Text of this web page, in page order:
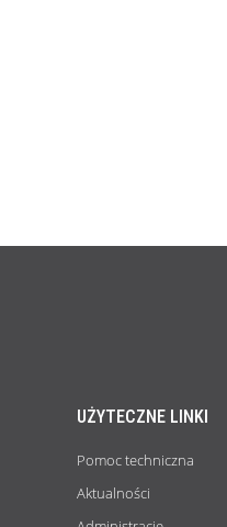
UŻYTECZNE LINKI
Pomoc techniczna
Aktualności